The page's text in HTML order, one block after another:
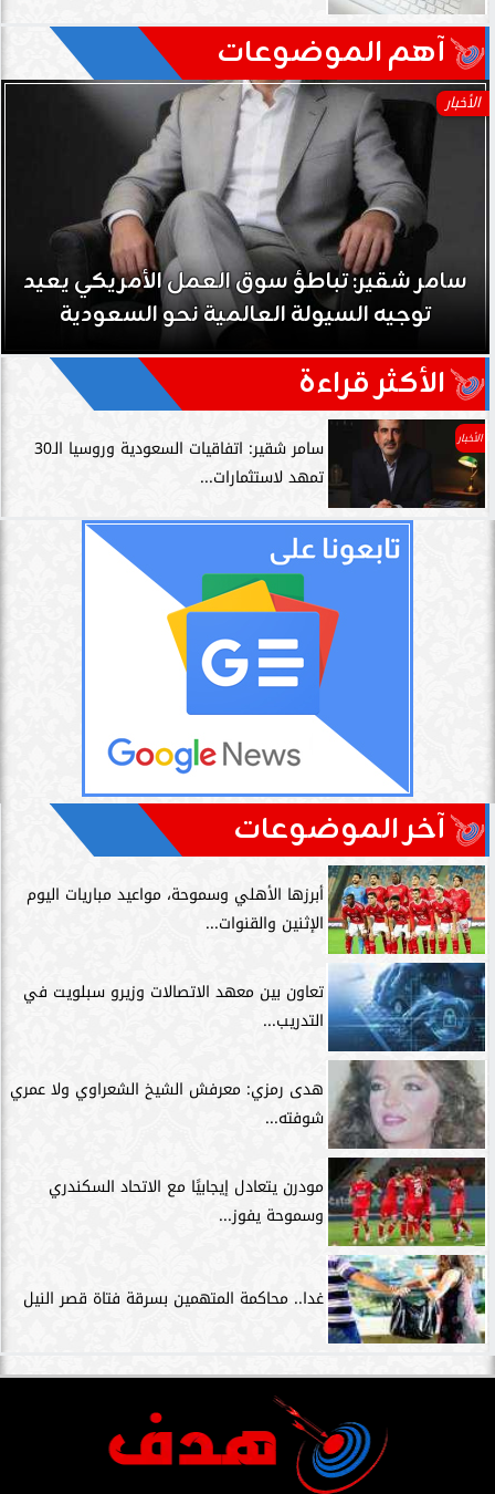
آهم الموضوعات
الأخبار
سامر شقير: تباطؤ سوق العمل الأمريكي يعيد
توجيه السيولة العالمية نحو السعودية
الأكثر قراءة
الأخبار
سامر شقير: اتفاقيات السعودية وروسيا الـ30
تمهد لاستثمارات...
آخر الموضوعات
أبرزها الأهلي وسموحة، مواعيد مباريات اليوم
الإثنين والقنوات...
تعاون بين معهد الاتصالات وزيرو سبلويت في
التدريب...
هدى رمزي: معرفش الشيخ الشعراوي ولا عمري
شوفته...
مودرن يتعادل إيجابيًا مع الاتحاد السكندري
وسموحة يفوز...
غدا.. محاكمة المتهمين بسرقة فتاة قصر النيل